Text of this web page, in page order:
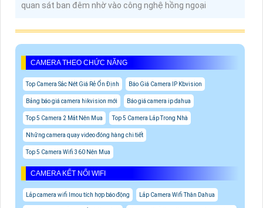
quan sát ban đêm nhờ vào công nghệ hồng ngoại
CAMERA THEO CHỨC NĂNG
Top Camera Sắc Nét Giá Rẻ Ổn Định Báo Giá Camera IP Kbvision
Bảng báo giá camera hikvision mới Báo giá camera ip dahua
Top 5 Camera 2 Mắt Nên Mua Top 5 Camera Lắp Trong Nhà
Những camera quay video đóng hàng chi tiết
Top 5 Camera Wifi 360 Nên Mua
CAMERA KẾT NỐI WIFI
Lắp camera wifi Imou tích hợp báo động Lắp Camera Wifi Thân Dahua